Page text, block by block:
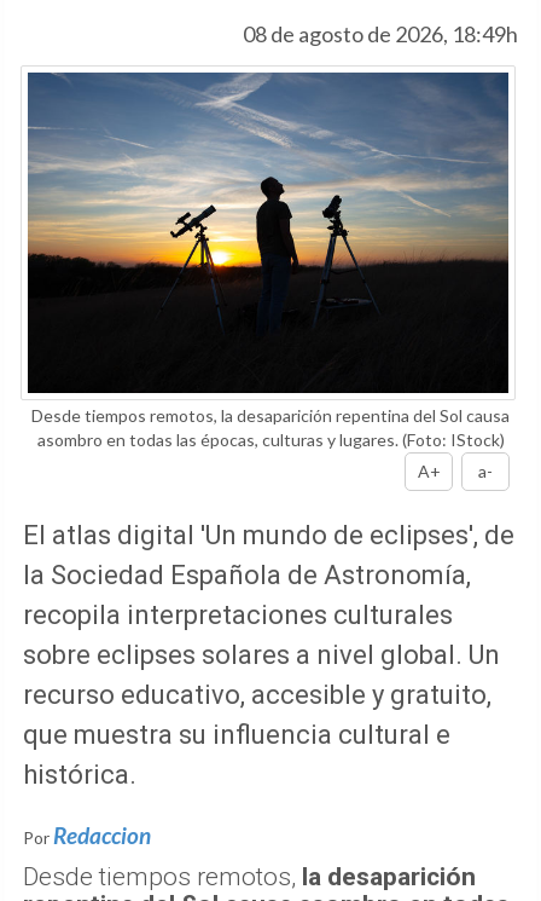
08 de agosto de 2026, 18:49h
Desde tiempos remotos, la desaparición repentina del Sol causa
asombro en todas las épocas, culturas y lugares.(Foto: IStock)
A+
a-
El atlas digital 'Un mundo de eclipses', de
la Sociedad Española de Astronomía,
recopila interpretaciones culturales
sobre eclipses solares a nivel global. Un
recurso educativo, accesible y gratuito,
que muestra su influencia cultural e
histórica.
Por Redaccion
Desde tiempos remotos, la desaparición